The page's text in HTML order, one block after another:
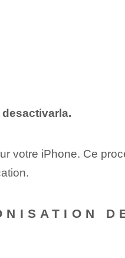
votre iPhone. Ce